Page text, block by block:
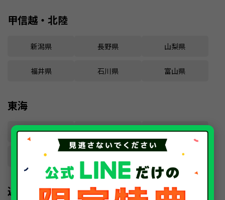
甲信越・北陸
新潟県 長野県 山梨県
福井県 石川県 富山県
東海
愛知県 静岡県 岐阜県
三重県
近畿